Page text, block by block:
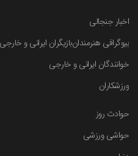
اخبار جنجالی
بیوگرافی هنرمندانبازیگران ایرانی و خارجی
خوانندگان ایرانی و خارجی
ورزشکاران
حوادث روز
حواشی ورزشی